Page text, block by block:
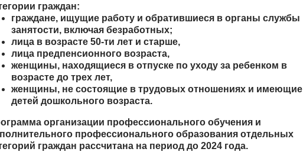
граждан:
граждане, ищущие работу и обратившиеся в органы службы
занятости, включая безработных;
лица в возрасте 50-ти лет и старше,
лица предпенсионного возраста,
женщины, находящиеся в отпуске по уходу за ребенком в
возрасте до трех лет,
женщины, не состоящие в трудовых отношениях и имеющие
детей дошкольного возраста.
организации профессионального обучения и
профессионального образования отдельных
граждан рассчитана на период до 2024 года.